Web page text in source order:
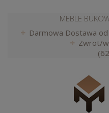
MEBLE
Darmowa Dostawa
Zwrot/